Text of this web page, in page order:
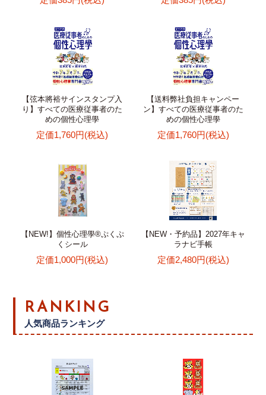
【弦本將裕サインスタンプ入
り】すべての医療従事者のた
めの個性心理學
定価1,760円(税込)
【送料弊社負担キャンペー
ン】すべての医療従事者のた
めの個性心理學
定価1,760円(税込)
【NEW!】個性心理學®ぷくぷ
くシール
定価1,000円(税込)
【NEW・予約品】2027年キャ
ラナビ手帳
定価2,480円(税込)
RANKING
人気商品ランキング